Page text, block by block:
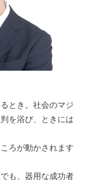
とき。社会のマジ
を浴び、ときには
ろが動かされます
も、器用な成功者